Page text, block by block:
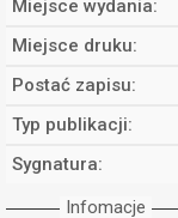
Miejsce wydania:
Miejsce druku:
Postać zapisu:
Typ publikacji:
Sygnatura:
Infomacje